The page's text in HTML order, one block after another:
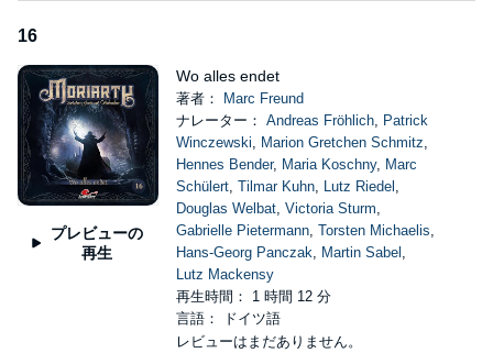
16
プレビューの
再生
Wo alles endet
著者：
Marc Freund
ナレーター： Andreas Fröhlich, Patrick
Winczewski, Marion Gretchen Schmitz,
Hennes Bender, Maria Koschny, Marc
Schülert, Tilmar Kuhn, Lutz Riedel ,
Douglas Welbat, Victoria Sturm,
Gabrielle Pietermann, Torsten Michaelis,
Hans-Georg Panczak, Martin Sabel ,
Lutz Mackensy
再生時間： 1 時間 12 分
言語： ドイツ語
レビューはまだありません。